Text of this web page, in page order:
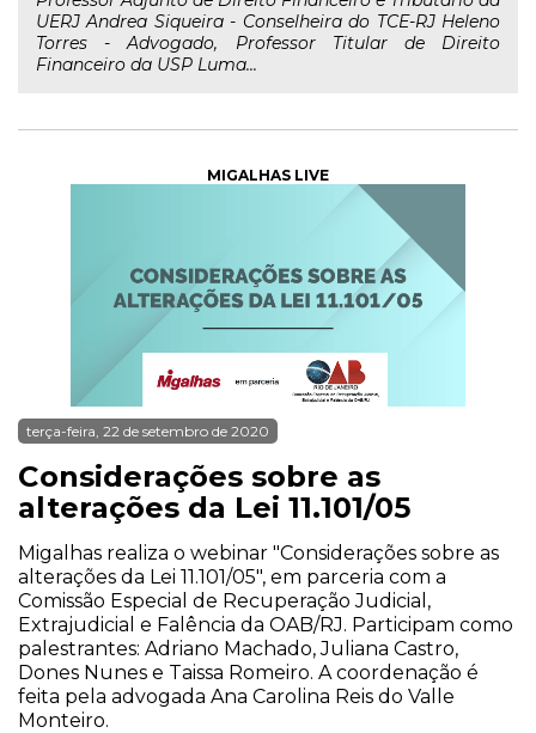
UERJ Andrea Siqueira - Conselheira do TCE-RJ Heleno
Torres - Advogado, Professor Titular de Direito
Financeiro da USP Luma...
MIGALHAS LIVE
terça-feira, 22 de setembro de 2020
Considerações sobre as
alterações da Lei 11.101/05
Migalhas realiza o webinar "Considerações sobre as
alterações da Lei 11.101/05", em parceria com a
Comissão Especial de Recuperação Judicial,
Extrajudicial e Falência da OAB/RJ. Participam como
palestrantes: Adriano Machado, Juliana Castro,
Dones Nunes e Taissa Romeiro. A coordenação é
feita pela advogada Ana Carolina Reis do Valle
Monteiro.